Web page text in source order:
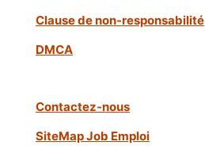
Clause de non-responsabilité
DMCA
Contactez-nous
SiteMap Job Emploi